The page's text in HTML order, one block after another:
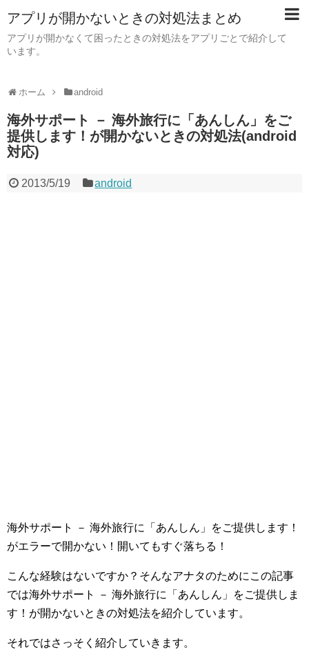
アプリが開かないときの対処法まとめ
アプリが開かなくて困ったときの対処法をアプリごとで紹介して
います。
ホーム android
海外サポート － 海外旅行に「あんしん」をご
提供します！が開かないときの対処法(android
対応)
2013/5/19 android
海外サポート － 海外旅行に「あんしん」をご提供します！
がエラーで開かない！開いてもすぐ落ちる！
こんな経験はないですか？そんなアナタのためにこの記事
では海外サポート － 海外旅行に「あんしん」をご提供しま
す！が開かないときの対処法を紹介しています。
それではさっそく紹介していきます。